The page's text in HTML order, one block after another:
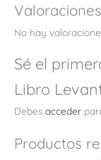
Valoraciones
No hay
Sé el
Libro
Debes acceder
Productos